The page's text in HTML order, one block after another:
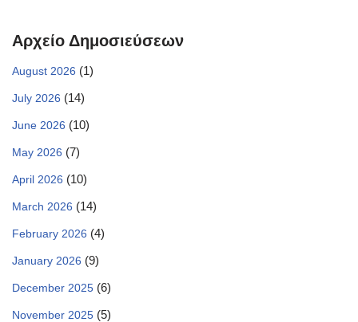
Αρχείο Δημοσιεύσεων
August 2026 (1)
July 2026 (14)
June 2026 (10)
May 2026 (7)
April 2026 (10)
March 2026 (14)
February 2026 (4)
January 2026 (9)
December 2025 (6)
November 2025 (5)